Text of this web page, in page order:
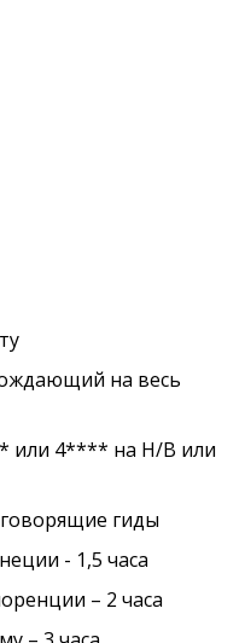
на весь
или 4**** на H/B или
гиды
- 1,5 часа
– 2 часа